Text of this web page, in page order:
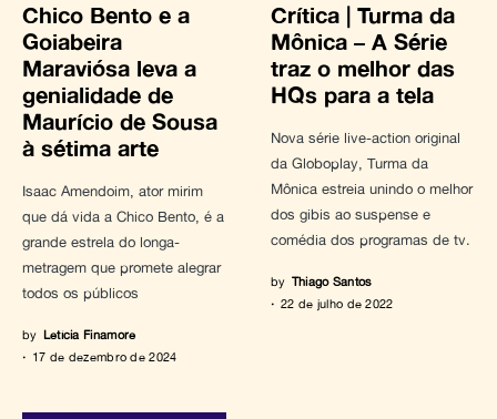
Chico Bento e a
Goiabeira
Maraviósa leva a
genialidade de
Maurício de Sousa
à sétima arte
Isaac Amendoim, ator mirim
que dá vida a Chico Bento, é a
grande estrela do longa-
metragem que promete alegrar
todos os públicos
by Letícia Finamore
17 de dezembro de 2024
Crítica | Turma da
Mônica – A Série
traz o melhor das
HQs para a tela
Nova série live-action original
da Globoplay, Turma da
Mônica estreia unindo o melhor
dos gibis ao suspense e
comédia dos programas de tv.
by Thiago Santos
22 de julho de 2022